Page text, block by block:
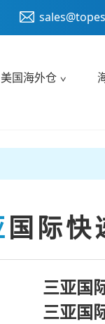
美国海外仓
国际快
三亚国
三亚国